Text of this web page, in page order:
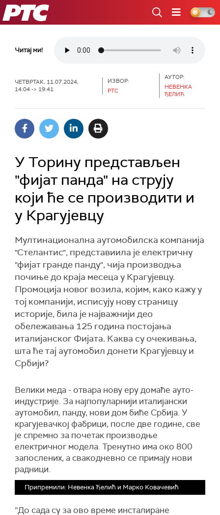
РТС
Читај ми!
ЧЕТВРТАК, 11.07.2024,
14:04 -> 19:41
ИЗВОР:
РТС
АУТОР:
НЕВЕНКА
ЂЕЛИЋ
У Торину представљен
"фијат панда" на струју
који ће се производити и
у Крагујевцу
Мултинационална аутомобилска компанија
"Стелантис", представиила је електричну
"фијат гранде панду", чија производња
почиње до краја месеца у Крагујевцу.
Промоција новог возила, којим, како кажу у
тој компанији, исписују нову страницу
историје, била је најважнији део
обележавања 125 година постојања
италијанског Фијата. Каква су очекивања,
шта ће тај аутомобил донети Крагујевцу и
Србији?
Велики меда - отвара нову еру домаће ауто-
индустрије. За најпопуларнији италијански
аутомобил, панду, нови дом биће Србија. У
крагујевачкој фабрици, после две године, све
је спремно за почетак производње
електричног модела. Тренутно има око 800
запослених, а свакодневно се примају нови
радници.
Припремили: Невенка Ђелић и Марко Ковачевић
“До сада су за ово време инсталиране